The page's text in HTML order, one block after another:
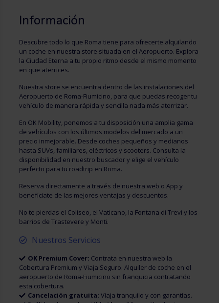
Información
Descubre todo lo que Roma tiene para ofrecerte alquilando
un coche en nuestra store situada en el Aeropuerto. Explora
la Ciudad Eterna a tu propio ritmo desde el mismo momento
en que aterrices.
Nuestra store se encuentra dentro de las instalaciones del
Aeropuerto de Roma-Fiumicino, para que puedas recoger tu
vehículo de manera rápida y sencilla nada más aterrizar.
En OK Mobility, ponemos a tu disposición una amplia gama
de vehículos con los últimos modelos del mercado a un
precio inmejorable. Desde coches pequeños y medianos
hasta SUVs, familiares, eléctricos y scooters. Consulta la
disponibilidad en nuestro buscador y elige el vehículo
perfecto para tu roadtrip en Roma.
Reserva directamente a través de nuestra web o App y
benefíciate de las mejores ventajas y descuentos.
No te pierdas el Coliseo, el Vaticano, la Fontana di Trevi y los
barrios de Trastevere y Monti.
Nuestros Servicios
OK Premium Cover: Contrata en nuestra web la
Cobertura Premium y Viaja Seguro. Alquiler de coche en el
aeropuerto de Roma-Fiumicino sin franquicia contratando
esta cobertura.
Cancelación gratuita: Viaja tranquilo y con garantías.